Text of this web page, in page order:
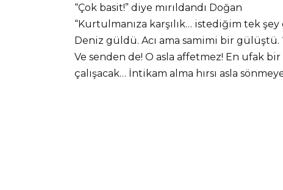
“Çok basit!” diye mırıldandı Doğan
“Kurtulmanıza karşılık… istediğim tek şey
Deniz güldü. Acı ama samimi bir
Ve senden de! O asla affetmez! En ufak
çalışacak… İntikam alma hırsı asla